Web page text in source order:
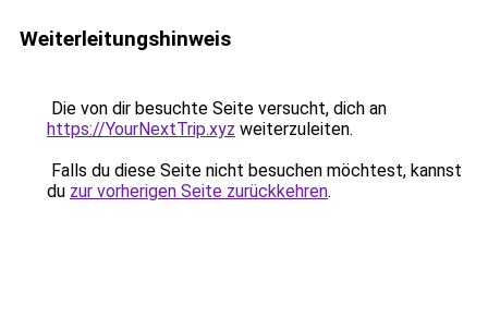
Weiterleitungshinweis
Die von dir besuchte Seite versucht, dich an
https://YourNextTrip.xyz weiterzuleiten.
Falls du diese Seite nicht besuchen möchtest, kannst
du zur vorherigen Seite zurückkehren.